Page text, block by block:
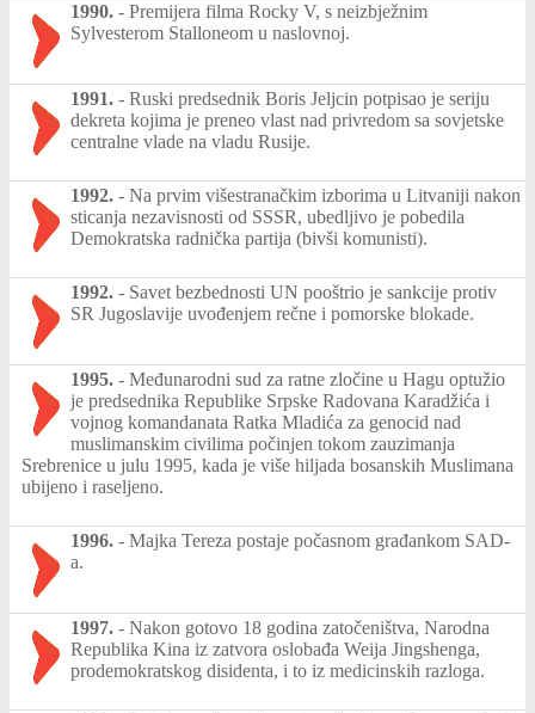
1990. - Premijera filma Rocky V, s neizbježnim
Sylvesterom Stalloneom u naslovnoj.
1991. - Ruski predsednik Boris Jeljcin potpisao je seriju
dekreta kojima je preneo vlast nad privredom sa sovjetske
centralne vlade na vladu Rusije.
1992. - Na prvim višestranačkim izborima u Litvaniji nakon
sticanja nezavisnosti od SSSR, ubedljivo je pobedila
Demokratska radnička partija (bivši komunisti).
1992. - Savet bezbednosti UN pooštrio je sankcije protiv
SR Jugoslavije uvođenjem rečne i pomorske blokade.
1995. - Međunarodni sud za ratne zločine u Hagu optužio
je predsednika Republike Srpske Radovana Karadžića i
vojnog komandanata Ratka Mladića za genocid nad
muslimanskim civilima počinjen tokom zauzimanja
Srebrenice u julu 1995, kada je više hiljada bosanskih Muslimana
ubijeno i raseljeno.
1996. - Majka Tereza postaje počasnom građankom SAD-
a.
1997. - Nakon gotovo 18 godina zatočeništva, Narodna
Republika Kina iz zatvora oslobađa Weija Jingshenga,
prodemokratskog disidenta, i to iz medicinskih razloga.